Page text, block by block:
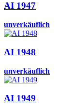
AI 1947
unverkäuflich
AI 1948
unverkäuflich
AI 1949